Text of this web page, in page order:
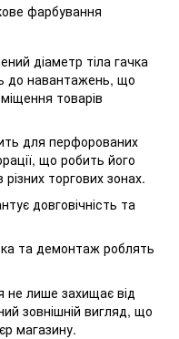
фарбування
діаметр тіла гачка
до навантажень, що
товарів
для перфорованих
що робить його
торгових зонах.
довговічність та
та демонтаж роблять
не лише захищає від
зовнішній вигляд, що
магазину.